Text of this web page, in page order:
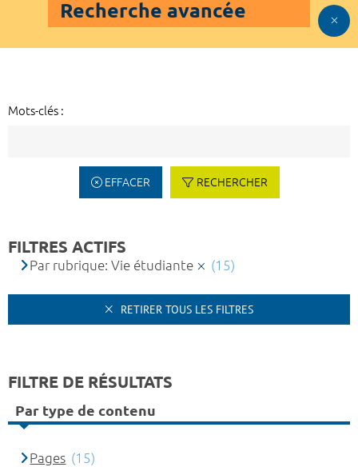
Recherche avancée
Mots-clés :
EFFACER RECHERCHER
FILTRES ACTIFS
Par rubrique: Vie étudiante (15)
RETIRER TOUS LES FILTRES
FILTRE DE RÉSULTATS
Par type de contenu
Pages (15)